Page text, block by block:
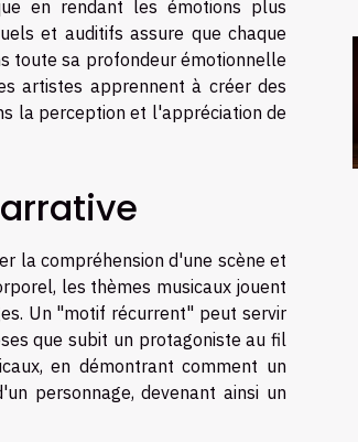
en rendant les émotions plus
et auditifs assure que chaque
toute sa profondeur émotionnelle
artistes apprennent à créer des
la perception et l'appréciation de
la compréhension d'une scène et
les thèmes musicaux jouent
Un "motif récurrent" peut servir
que subit un protagoniste au fil
en démontrant comment un
personnage, devenant ainsi un